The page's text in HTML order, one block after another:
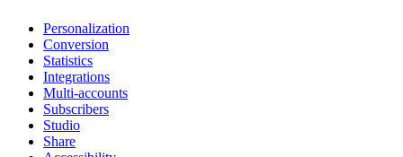
Personalization
Conversion
Statistics
Integrations
Multi-accounts
Subscribers
Studio
Share